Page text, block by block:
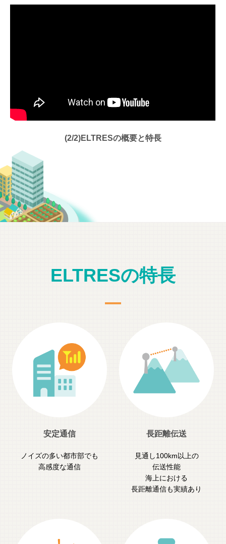
(2/2)ELTRESの概要と特長
ELTRESの特長
安定通信
ノイズの多い都市部でも
高感度な通信
長距離伝送
見通し100km以上の
伝送性能
海上における
長距離通信も実績あり